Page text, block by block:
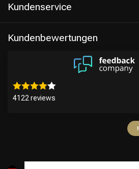
Kundenservice
Kundenbewertungen
4122 reviews